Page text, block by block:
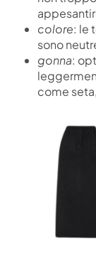
colore: le
sono
gonna:
come